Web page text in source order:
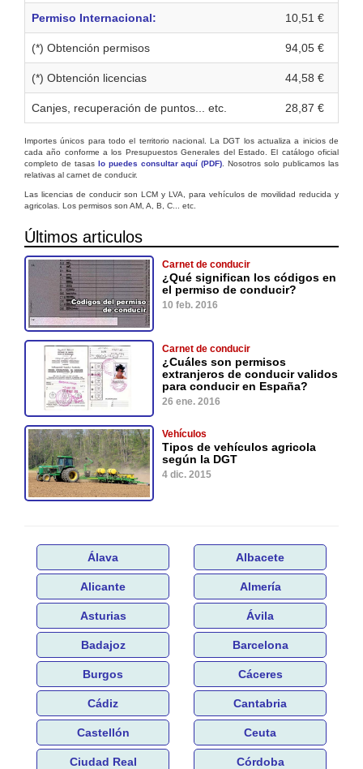
Permiso Internacional: 10,51 €
(*) Obtención permisos 94,05 €
(*) Obtención licencias 44,58 €
Canjes, recuperación de puntos... etc. 28,87 €
Importes únicos para todo el territorio nacional. La DGT los actualiza a inicios de
cada año conforme a los Presupuestos Generales del Estado. El catálogo oficial
completo de tasas lo puedes consultar aquí (PDF) . Nosotros solo publicamos las
relativas al carnet de conducir.
Las licencias de conducir son LCM y LVA, para vehículos de movilidad reducida y
agricolas. Los permisos son AM, A, B, C... etc.
Últimos articulos
Carnet de conducir
¿Qué significan los códigos en
el permiso de conducir?
10 feb. 2016
Carnet de conducir
¿Cuáles son permisos
extranjeros de conducir validos
para conducir en España?
26 ene. 2016
Vehículos
Tipos de vehículos agricola
según la DGT
4 dic. 2015
Álava Albacete
Alicante Almería
Asturias Ávila
Badajoz Barcelona
Burgos Cáceres
Cádiz Cantabria
Castellón Ceuta
Ciudad Real Córdoba